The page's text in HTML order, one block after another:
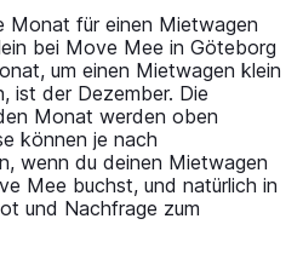
Monat für einen Mietwagen
bei Move Mee in Göteborg
um einen Mietwagen klein
ist der Dezember. Die
Monat werden oben
können je nach
wenn du deinen Mietwagen
Mee buchst, und natürlich in
und Nachfrage zum